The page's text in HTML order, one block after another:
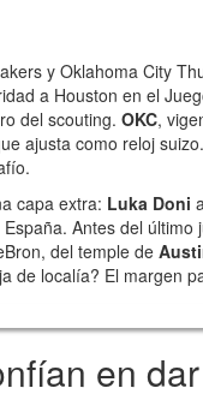
y Oklahoma City
a Houston en el
del scouting. OKC,
ajusta como reloj
capa extra: Luka Doni
Antes del
del temple de
de localía? El margen
en